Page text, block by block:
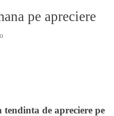
pe apreciere
de apreciere pe